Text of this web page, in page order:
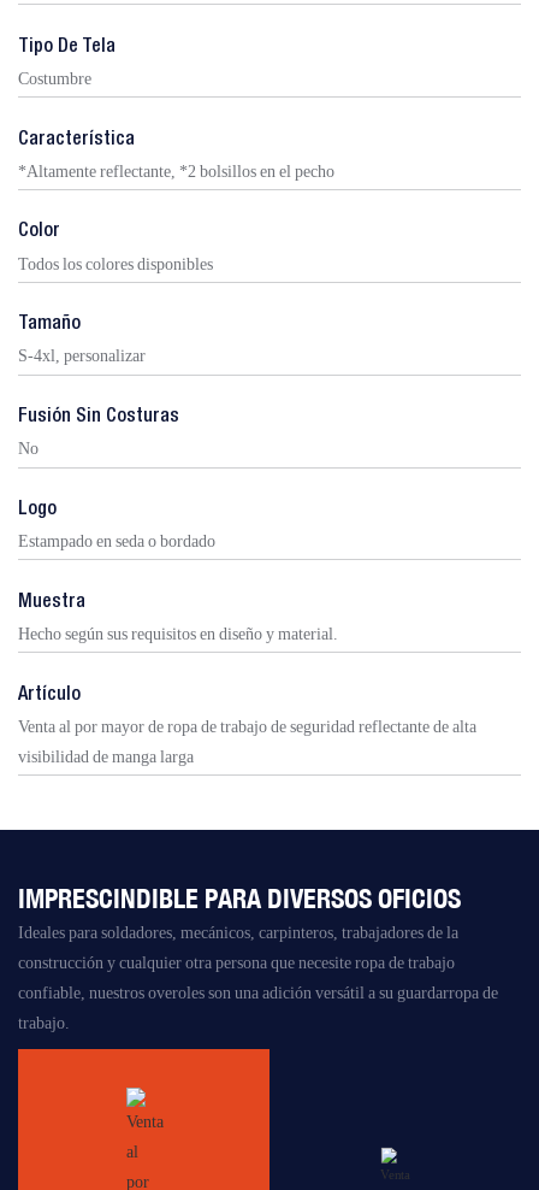
Tipo De Tela
Costumbre
Característica
*Altamente reflectante, *2 bolsillos en el pecho
Color
Todos los colores disponibles
Tamaño
S-4xl, personalizar
Fusión Sin Costuras
No
Logo
Estampado en seda o bordado
Muestra
Hecho según sus requisitos en diseño y material.
Artículo
Venta al por mayor de ropa de trabajo de seguridad reflectante de alta
visibilidad de manga larga
IMPRESCINDIBLE PARA DIVERSOS OFICIOS
Ideales para soldadores, mecánicos, carpinteros, trabajadores de la
construcción y cualquier otra persona que necesite ropa de trabajo
confiable, nuestros overoles son una adición versátil a su guardarropa de
trabajo.